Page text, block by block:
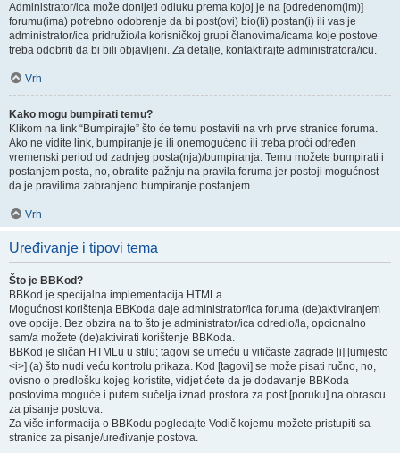
Administrator/ica može donijeti odluku prema kojoj je na [određenom(im)]
forumu(ima) potrebno odobrenje da bi post(ovi) bio(li) postan(i) ili vas je
administrator/ica pridružio/la korisničkoj grupi članovima/icama koje postove
treba odobriti da bi bili objavljeni. Za detalje, kontaktirajte administratora/icu.
Vrh
Kako mogu bumpirati temu?
Klikom na link “Bumpirajte” što će temu postaviti na vrh prve stranice foruma.
Ako ne vidite link, bumpiranje je ili onemogućeno ili treba proći određen
vremenski period od zadnjeg posta(nja)/bumpiranja. Temu možete bumpirati i
postanjem posta, no, obratite pažnju na pravila foruma jer postoji mogućnost
da je pravilima zabranjeno bumpiranje postanjem.
Vrh
Uređivanje i tipovi tema
Što je BBKod?
BBKod je specijalna implementacija HTMLa.
Mogućnost korištenja BBKoda daje administrator/ica foruma (de)aktiviranjem
ove opcije. Bez obzira na to što je administrator/ica odredio/la, opcionalno
sam/a možete (de)aktivirati korištenje BBKoda.
BBKod je sličan HTMLu u stilu; tagovi se umeću u vitičaste zagrade [i] [umjesto
<i>] (a) što nudi veću kontrolu prikaza. Kod [tagovi] se može pisati ručno, no,
ovisno o predlošku kojeg koristite, vidjet ćete da je dodavanje BBKoda
postovima moguće i putem sučelja iznad prostora za post [poruku] na obrascu
za pisanje postova.
Za više informacija o BBKodu pogledajte Vodič kojemu možete pristupiti sa
stranice za pisanje/uređivanje postova.